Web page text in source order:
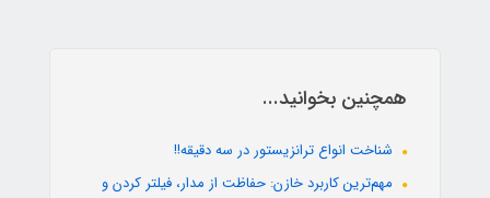
همچنین بخوانید...
شناخت انواع ترانزیستور در سه دقیقه!!
مهم‌ترین کاربرد خازن: حفاظت از مدار، فیلتر کردن و